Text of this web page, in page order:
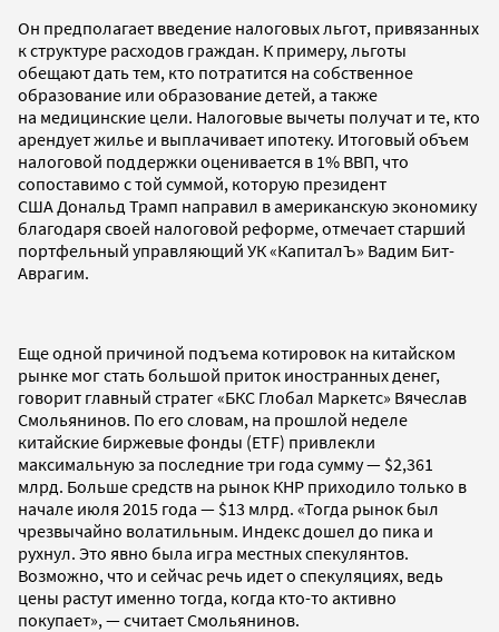
Он предполагает введение налоговых льгот, привязанных
к структуре расходов граждан. К примеру, льготы
обещают дать тем, кто потратится на собственное
образование или образование детей, а также
на медицинские цели. Налоговые вычеты получат и те, кто
арендует жилье и выплачивает ипотеку. Итоговый объем
налоговой поддержки оценивается в 1% ВВП, что
сопоставимо с той суммой, которую президент
США Дональд Трамп направил в американскую экономику
благодаря своей налоговой реформе, отмечает старший
портфельный управляющий УК «КапиталЪ» Вадим Бит-
Аврагим.
Еще одной причиной подъема котировок на китайском
рынке мог стать большой приток иностранных денег,
говорит главный стратег «БКС Глобал Маркетс» Вячеслав
Смольянинов. По его словам, на прошлой неделе
китайские биржевые фонды (ETF) привлекли
максимальную за последние три года сумму — $2,361
млрд. Больше средств на рынок КНР приходило только в
начале июля 2015 года — $13 млрд. «Тогда рынок был
чрезвычайно волатильным. Индекс дошел до пика и
рухнул. Это явно была игра местных спекулянтов.
Возможно, что и сейчас речь идет о спекуляциях, ведь
цены растут именно тогда, когда кто-то активно
покупает», — считает Смольянинов.